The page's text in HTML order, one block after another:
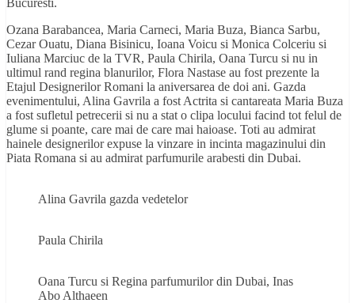
Ozana Barabancea, Maria Carneci, Maria Buza, Bianca Sarbu,
Cezar Ouatu, Diana Bisinicu, Ioana Voicu si Monica Colceriu si
Iuliana Marciuc de la TVR, Paula Chirila, Oana Turcu si nu in
ultimul rand regina blanurilor, Flora Nastase au fost prezente la
Etajul Designerilor Romani la aniversarea de doi ani. Gazda
evenimentului, Alina Gavrila a fost Actrita si cantareata Maria Buza
a fost sufletul petrecerii si nu a stat o clipa locului facind tot felul de
glume si poante, care mai de care mai haioase. Toti au admirat
hainele designerilor expuse la vinzare in incinta magazinului din
Piata Romana si au admirat parfumurile arabesti din Dubai.
Alina Gavrila gazda vedetelor
Paula Chirila
Oana Turcu si Regina parfumurilor din Dubai, Inas
Abo Althaeen